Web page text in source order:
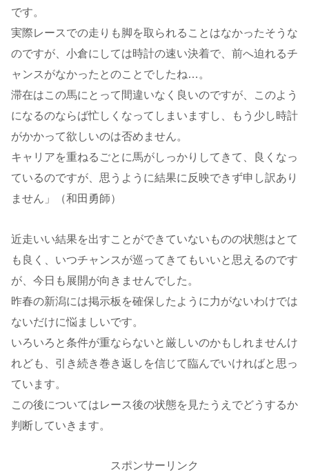
です。
実際レースでの走りも脚を取られることはなかったそうな
のですが、小倉にしては時計の速い決着で、前へ迫れるチ
ャンスがなかったとのことでしたね…。
滞在はこの馬にとって間違いなく良いのですが、このよう
になるのならば忙しくなってしまいますし、もう少し時計
がかかって欲しいのは否めません。
キャリアを重ねるごとに馬がしっかりしてきて、良くなっ
ているのですが、思うように結果に反映できず申し訳あり
ません」（和田勇師）
近走いい結果を出すことができていないものの状態はとて
も良く、いつチャンスが巡ってきてもいいと思えるのです
が、今日も展開が向きませんでした。
昨春の新潟には掲示板を確保したように力がないわけでは
ないだけに悩ましいです。
いろいろと条件が重ならないと厳しいのかもしれませんけ
れども、引き続き巻き返しを信じて臨んでいければと思っ
ています。
この後についてはレース後の状態を見たうえでどうするか
判断していきます。
スポンサーリンク